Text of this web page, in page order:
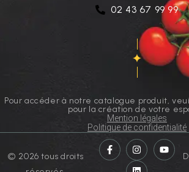
02 43 67 99 99
Pour accéder à notre catalogue produit,
pour la création de votre
Mention légales
Politique de confidentialité
© 2026 tous droits